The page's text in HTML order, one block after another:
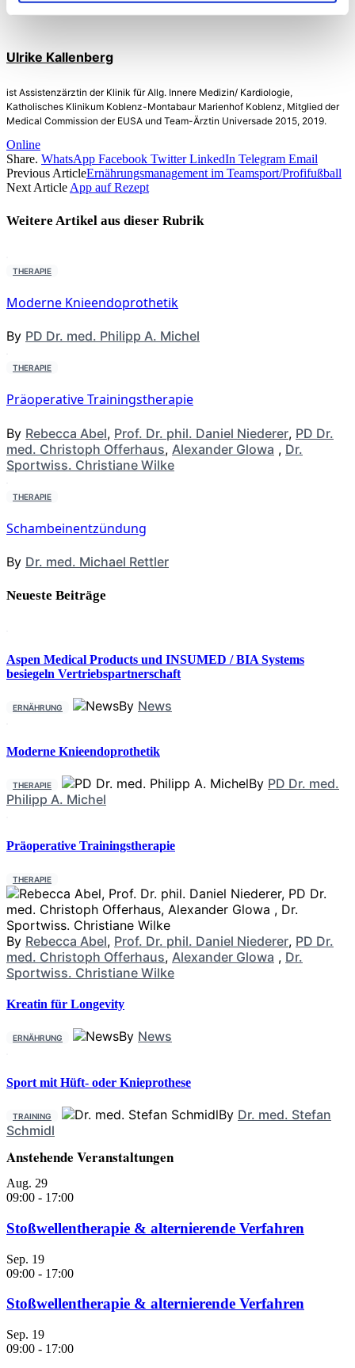
Ulrike Kallenberg
ist Assistenzärztin der Klinik für Allg. Innere Medizin/ Kardiologie,
Katholisches Klinikum Koblenz-Montabaur Marienhof Koblenz, Mitglied der
Medical Commission der EUSA und Team-Ärztin Universade 2015, 2019.
Online
Share. WhatsApp Facebook Twitter LinkedIn Telegram Email
Previous ArticleErnährungsmanagement im Teamsport/Profifußball
Next Article App auf Rezept
Weitere Artikel aus dieser Rubrik
THERAPIE
Moderne Knieendoprothetik
By PD Dr. med. Philipp A. Michel
THERAPIE
Präoperative Trainingstherapie
By Rebecca Abel, Prof. Dr. phil. Daniel Niederer, PD Dr.
med. Christoph Offerhaus, Alexander Glowa , Dr.
Sportwiss. Christiane Wilke
THERAPIE
Schambeinentzündung
By Dr. med. Michael Rettler
Neueste Beiträge
Aspen Medical Products und INSUMED / BIA Systems
besiegeln Vertriebspartnerschaft
ERNÄHRUNG By News
Moderne Knieendoprothetik
THERAPIE By PD Dr. med.
Philipp A. Michel
Präoperative Trainingstherapie
THERAPIE
By Rebecca Abel, Prof. Dr. phil. Daniel Niederer, PD Dr.
med. Christoph Offerhaus, Alexander Glowa , Dr.
Sportwiss. Christiane Wilke
Kreatin für Longevity
ERNÄHRUNG By News
Sport mit Hüft- oder Knieprothese
TRAINING By Dr. med. Stefan
Schmidl
Anstehende Veranstaltungen
Aug. 29
09:00 - 17:00
Stoßwellentherapie & alternierende Verfahren
Sep. 19
09:00 - 17:00
Stoßwellentherapie & alternierende Verfahren
Sep. 19
09:00 - 17:00